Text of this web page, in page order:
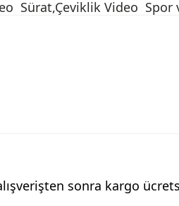
Sürat,Çeviklik Video Spor
sonra kargo